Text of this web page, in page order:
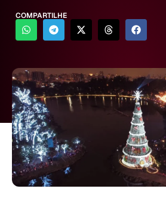
COMPARTILHE